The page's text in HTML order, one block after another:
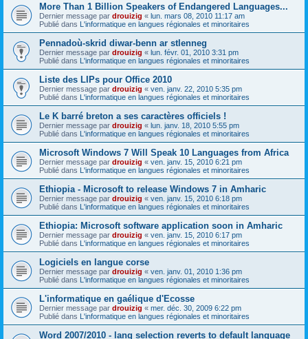
More Than 1 Billion Speakers of Endangered Languages...
Dernier message par drouizig « lun. mars 08, 2010 11:17 am
Publié dans L'informatique en langues régionales et minoritaires
Pennadoù-skrid diwar-benn ar stlenneg
Dernier message par drouizig « lun. févr. 01, 2010 3:31 pm
Publié dans L'informatique en langues régionales et minoritaires
Liste des LIPs pour Office 2010
Dernier message par drouizig « ven. janv. 22, 2010 5:35 pm
Publié dans L'informatique en langues régionales et minoritaires
Le K barré breton a ses caractères officiels !
Dernier message par drouizig « lun. janv. 18, 2010 5:55 pm
Publié dans L'informatique en langues régionales et minoritaires
Microsoft Windows 7 Will Speak 10 Languages from Africa
Dernier message par drouizig « ven. janv. 15, 2010 6:21 pm
Publié dans L'informatique en langues régionales et minoritaires
Ethiopia - Microsoft to release Windows 7 in Amharic
Dernier message par drouizig « ven. janv. 15, 2010 6:18 pm
Publié dans L'informatique en langues régionales et minoritaires
Ethiopia: Microsoft software application soon in Amharic
Dernier message par drouizig « ven. janv. 15, 2010 6:17 pm
Publié dans L'informatique en langues régionales et minoritaires
Logiciels en langue corse
Dernier message par drouizig « ven. janv. 01, 2010 1:36 pm
Publié dans L'informatique en langues régionales et minoritaires
L'informatique en gaélique d'Ecosse
Dernier message par drouizig « mer. déc. 30, 2009 6:22 pm
Publié dans L'informatique en langues régionales et minoritaires
Word 2007/2010 - lang selection reverts to default language